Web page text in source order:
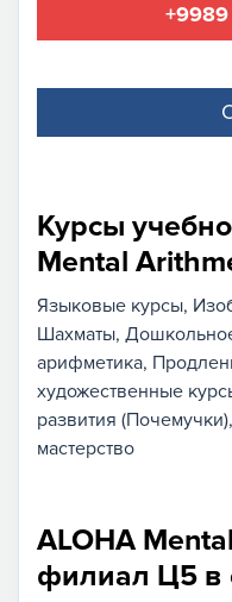
+9989
Курсы
Mental
Языковые курсы
Шахматы
арифметика
художественные
развития (Почемучки)
мастерство
ALOHA
филиал Ц5 в